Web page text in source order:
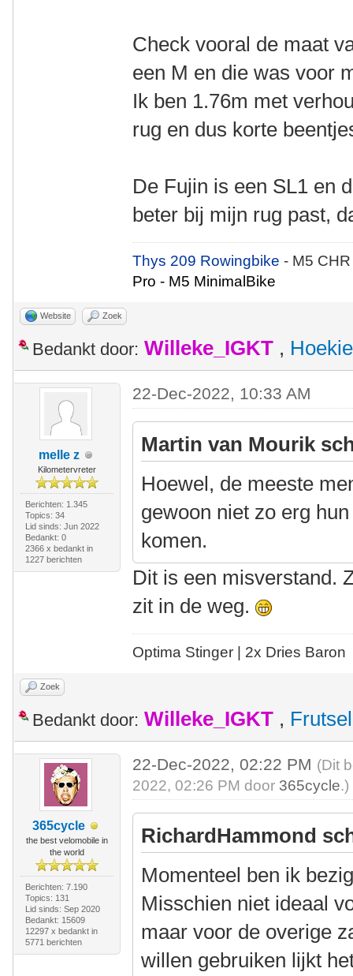
Check vooral de maat
een M en die was voor
Ik ben 1.76m met
rug en dus korte
De Fujin is een SL1 en
beter bij mijn rug past,
Thys 209 Rowingbike- M5
Pro - M5 MinimalBike
Website Zoek
Bedankt door: Willeke_IGKT , Hoekie
melle z
Kilometervreter
Berichten: 1.345
Topics: 34
Lid sinds: Jun 2022
Bedankt: 0
2366 x bedankt in
1227 berichten
22-Dec-2022, 10:33 AM
Martin van Mourik
Hoewel, de meeste
gewoon niet zo erg
komen.
Dit is een misverstand.
zit in de weg.
Optima Stinger | 2x Dries Baron
Zoek
Bedankt door: Willeke_IGKT , Frutsel
365cycle
the best velomobile in
the world
Berichten: 7.190
Topics: 131
Lid sinds: Sep 2020
Bedankt: 15609
12297 x bedankt in
5771 berichten
22-Dec-2022, 02:22 PM (Dit
2022, 02:26 PM door 365cycle.)
RichardHammond
Momenteel ben ik
Misschien niet ideaal
maar voor de overige
willen gebruiken lijkt